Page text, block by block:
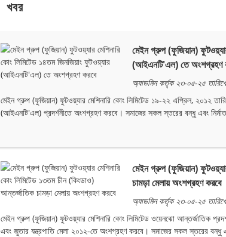
খবর
মেইন গ্রুপ (ফুজিয়ান)
(আইএনটি'এল) তে অংশগ্রহণ
অ্যাডমিন কর্তৃক ২৩-০৫-২৫ তারিখে
মেইন গ্রুপ (ফুজিয়ান) ফুটওয়্যার মেশিনারি কোং লিমিটেড ১৯-২২ এপ্রিল, ২০১২
(আইএনটি'এল) প্রদর্শনীতে অংশগ্রহণ করবে। সমাজের সকল স্তরের বন্ধু এবং
মেইন গ্রুপ (ফুজিয়ান)
চামড়া মেলায় অংশগ্রহণ করবে
অ্যাডমিন কর্তৃক ২৩-০৫-২৫ তারিখে
মেইন গ্রুপ (ফুজিয়ান) ফুটওয়্যার মেশিনারি কোং লিমিটেড ওয়েনঝো আন্তর্জাতিক
এবং জুতার যন্ত্রপাতি মেলা ২০১২-তে অংশগ্রহণ করবে। সমাজের সকল স্তরের বন্ধু